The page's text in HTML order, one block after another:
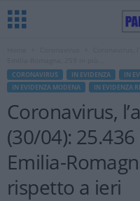
CORONAVIRUS IN EVIDENZA IN
IN EVIDENZA MODENA
IN EVIDENZA
Coronavirus,
(30/04):
Emilia-
rispetto a ieri